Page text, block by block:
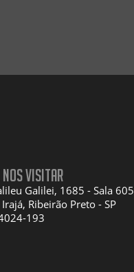
nos visitar
Galilei, 1685 - Sala 605
Ribeirão Preto - SP
193